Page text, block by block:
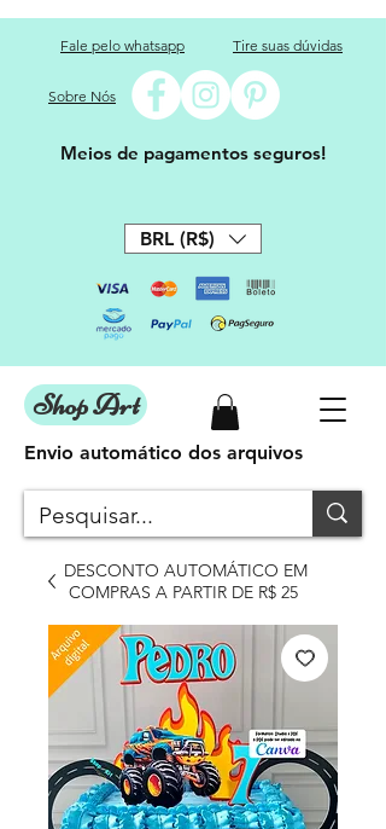
Fale pelo whatsapp Tire suas dúvidas
Sobre Nós
Meios de pagamentos seguros!
BRL (R$)
Shop Art
DESCONTO AUTOMÁTICO EM
COMPRAS A PARTIR DE R$ 25
Envio automático dos arquivos